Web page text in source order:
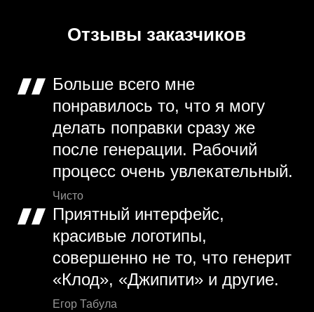
Отзывы заказчиков
Больше всего мне
понравилось то, что я могу
делать поправки сразу же
после генерации. Рабочий
процесс очень увлекательный.
Чисто
Приятный интерфейс,
красивые логотипы,
совершенно не то, что генерит
«Клод», «Джипити» и другие.
Егор Табула